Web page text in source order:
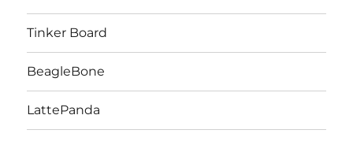
ー
開
Tinker Board
BeagleBone
LattePanda